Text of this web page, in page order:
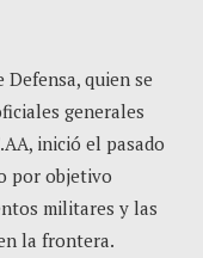
quien se
generales
inició el pasado
por objetivo
militares y las
la frontera.